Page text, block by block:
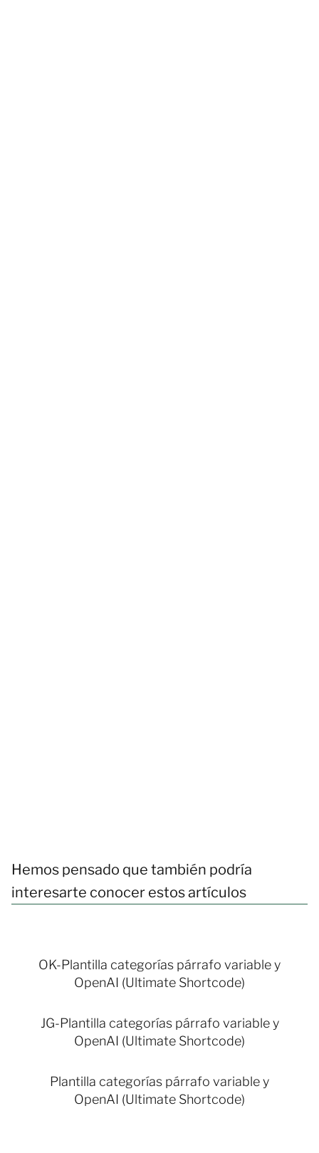
Hemos pensado que también podría
interesarte conocer estos artículos
OK-Plantilla categorías párrafo variable y
OpenAI (Ultimate Shortcode)
JG-Plantilla categorías párrafo variable y
OpenAI (Ultimate Shortcode)
Plantilla categorías párrafo variable y
OpenAI (Ultimate Shortcode)